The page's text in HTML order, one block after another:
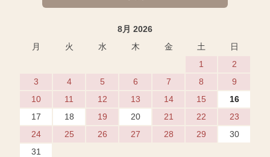
8月 2026
月
火 水 木 金 土
日
1
2
3
4 5 6 7 8
9
10
11 12 13 14 15
16
17
18 19 20 21 22
23
24
25 26 27 28 29
30
31